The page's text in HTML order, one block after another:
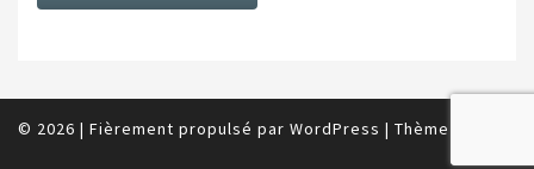
© 2026 | Fièrement propulsé par WordPress | Thème :